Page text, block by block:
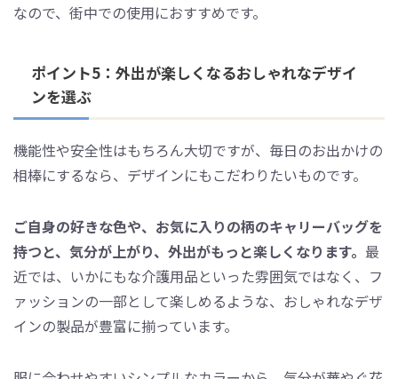
なので、街中での使用におすすめです。
ポイント5：外出が楽しくなるおしゃれなデザイ
ンを選ぶ
機能性や安全性はもちろん大切ですが、毎日のお出かけの
相棒にするなら、デザインにもこだわりたいものです。
ご自身の好きな色や、お気に入りの柄のキャリーバッグを
持つと、気分が上がり、外出がもっと楽しくなります。 最
近では、いかにもな介護用品といった雰囲気ではなく、フ
ァッションの一部として楽しめるような、おしゃれなデザ
インの製品が豊富に揃っています。